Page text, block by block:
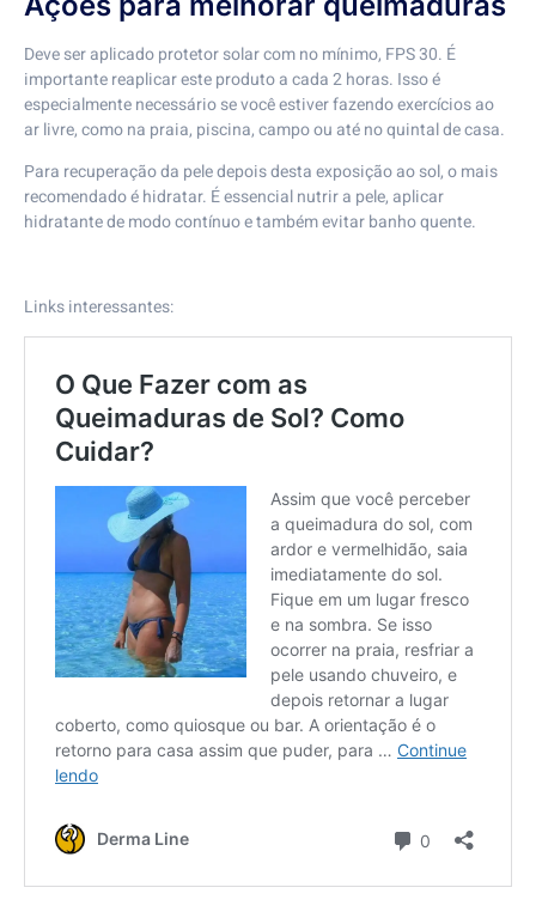
Deve ser aplicado protetor solar com no mínimo, FPS 30. É
importante reaplicar este produto a cada 2 horas. Isso é
especialmente necessário se você estiver fazendo exercícios ao
ar livre, como na praia, piscina, campo ou até no quintal de casa.
Para recuperação da pele depois desta exposição ao sol, o mais
recomendado é hidratar. É essencial nutrir a pele, aplicar
hidratante de modo contínuo e também evitar banho quente.
Links interessantes: